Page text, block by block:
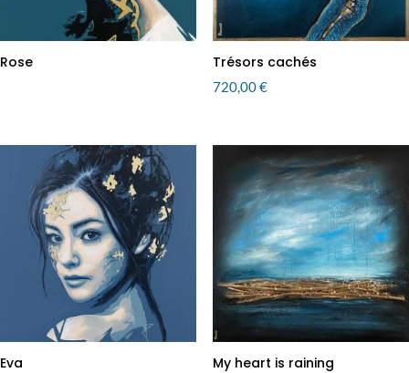
Rose Trésors cachés
720,00€
Eva My heart is raining